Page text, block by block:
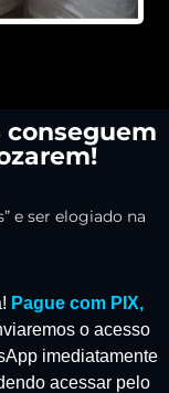
conseguem
e ser elogiado na
Pague com PIX,
o acesso
imediatamente
acessar pelo